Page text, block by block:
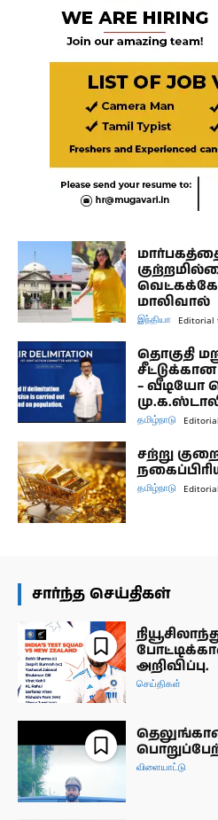
மார்பகத்தை
மாலிவால்
இந்தியா Editorial
தொகுதி
– வீடியோ
தமிழ்நாடு
சற்று
தமிழ்நாடு
சார்ந்த செய்திகள்
அறிவிப்பு.
செய்திகள்
விளையாட்டு